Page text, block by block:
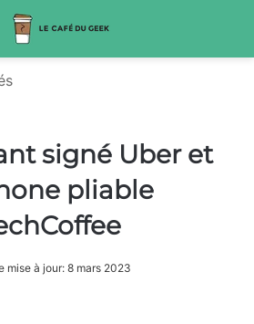
signé Uber et
pliable
mise à jour: 8 mars 2023